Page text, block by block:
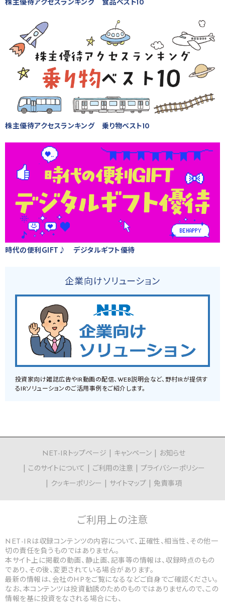
株主優待アクセスランキング 食品ベスト10
株主優待アクセスランキング 乗り物ベスト10
時代の便利GIFT♪ デジタルギフト優待
企業向けソリューション
投資家向け雑誌広告やIR動画の配信、WEB説明会など、野村IRが提供す
るIRソリューションのご活用事例をご紹介します。
NET-IRトップページ キャンペーン
お知らせ
このサイトについて
ご利用の注意
プライバシーポリシー
クッキーポリシー
サイトマップ 免責事項
ご利用上の注意
NET-IRは収録コンテンツの内容について、正確性、相当性、その他一
切の責任を負うものではありません。
本サイト上に掲載の動画、静止画、記事等の情報は、収録時点のもの
であり、その後、変更されている場合があります。
最新の情報は、会社のHPをご覧になるなどご自身でご確認ください。
なお、本コンテンツは投資勧誘のためのものではありませんので、この
情報を基に投資をなされる場合にも、